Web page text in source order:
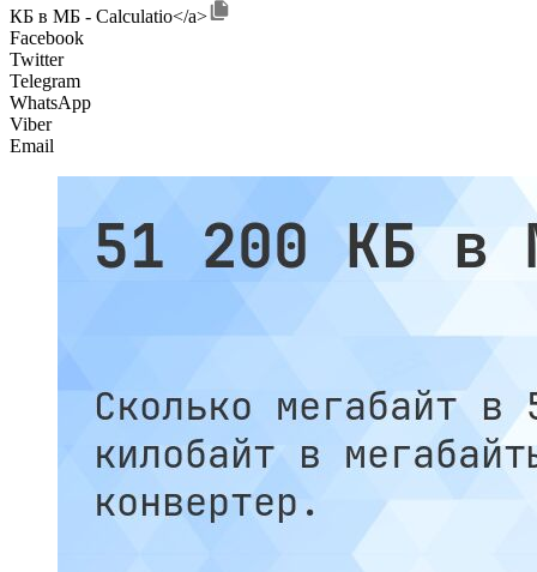
КБ в МБ - Calculatio</a>
Facebook
Twitter
Telegram
WhatsApp
Viber
Email